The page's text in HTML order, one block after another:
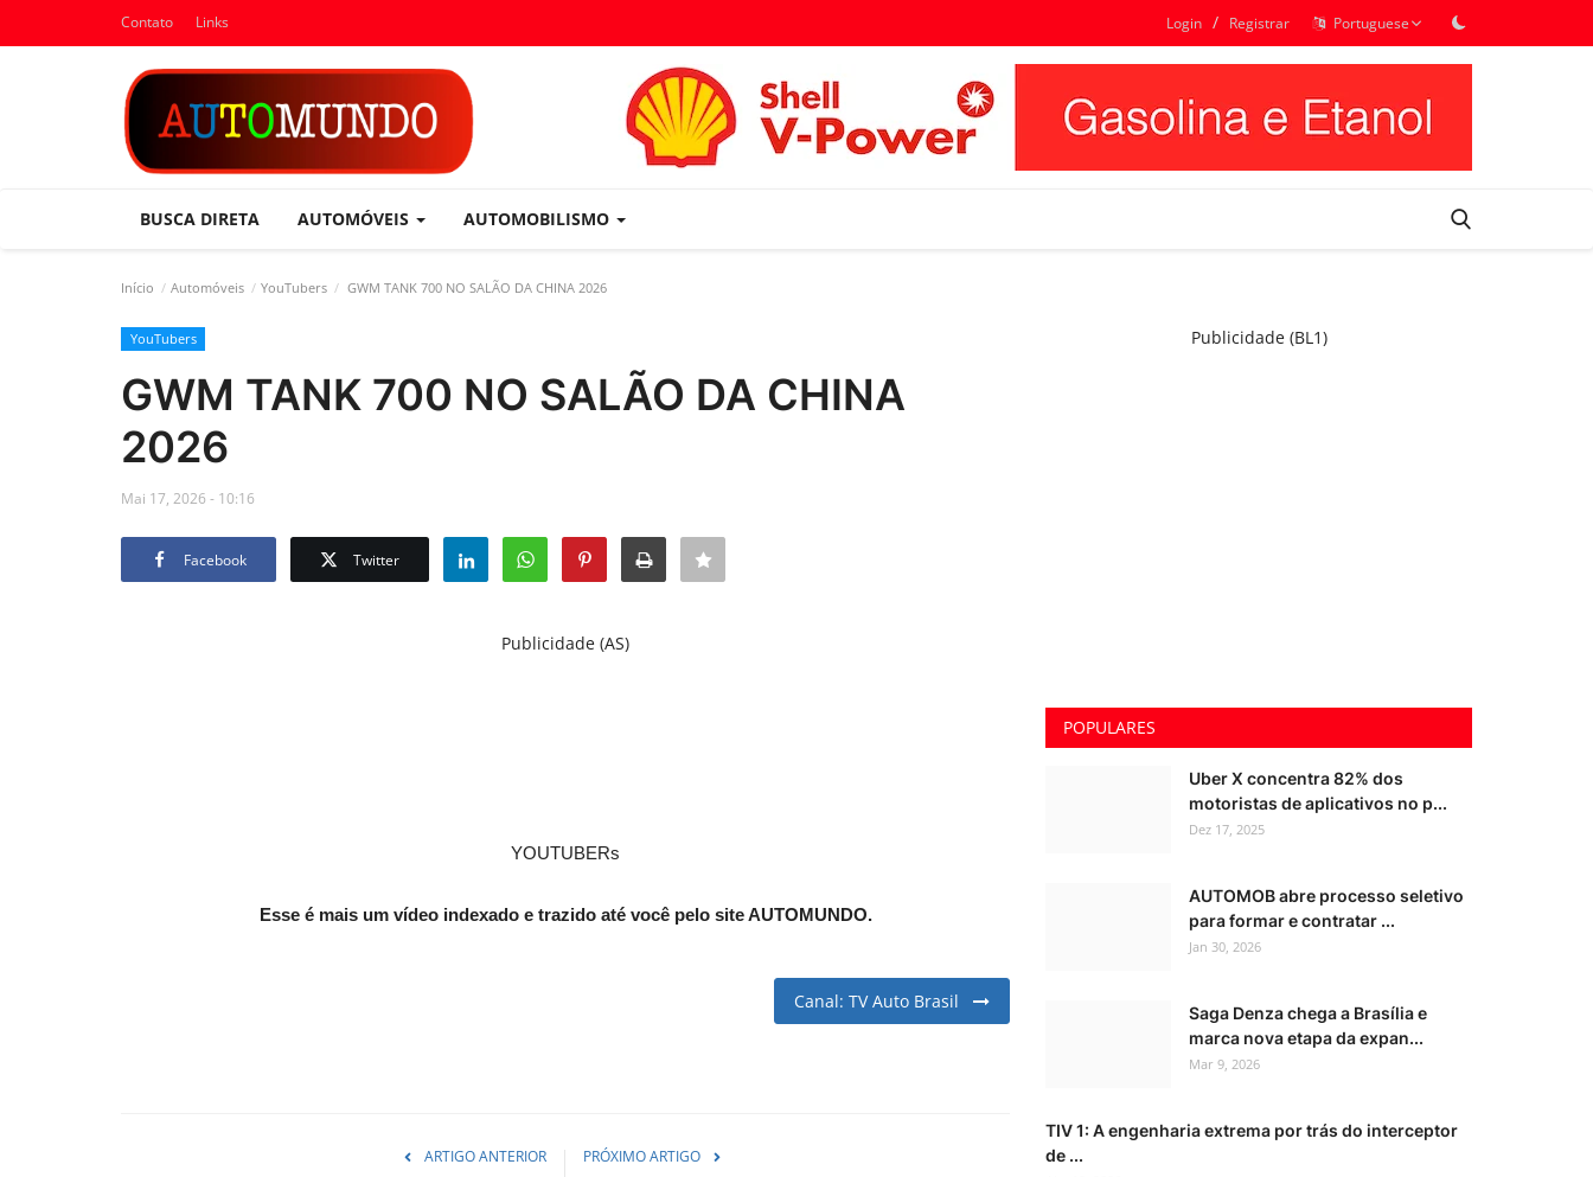
Contato Links Login / Registrar Portuguese
BUSCA DIRETA AUTOMÓVEIS AUTOMOBILISMO
Início Automóveis YouTubers GWM TANK 700 NO SALÃO DA CHINA 2026
YouTubers
GWM TANK 700 NO SALÃO DA CHINA
2026
Mai 17, 2026 - 10:16
Facebook Twitter
Publicidade (AS)
YOUTUBERs
Esse é mais um vídeo indexado e trazido até você pelo site AUTOMUNDO.
Canal: TV Auto Brasil
ARTIGO ANTERIOR PRÓXIMO ARTIGO
Publicidade (BL1)
POPULARES
Uber X concentra 82% dos
motoristas de aplicativos no p...
Dez 17, 2025
AUTOMOB abre processo seletivo
para formar e contratar ...
Jan 30, 2026
Saga Denza chega a Brasília e
marca nova etapa da expan...
Mar 9, 2026
TIV 1: A engenharia extrema por trás do interceptor
de ...